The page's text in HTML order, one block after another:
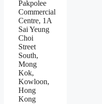
Pakpolee
Commercial
Centre, 1A
Sai Yeung
Choi
Street
South,
Mong
Kok,
Kowloon,
Hong
Kong